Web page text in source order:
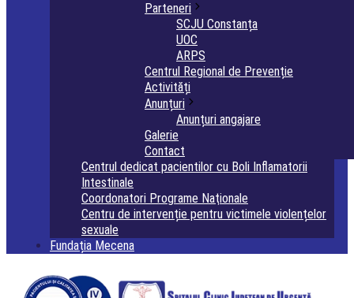
Parteneri
SCJU Constanța
UOC
ARPS
Centrul Regional de Prevenție
Activități
Anunțuri
Anunțuri angajare
Galerie
Contact
Centrul dedicat pacientilor cu Boli Inflamatorii
Intestinale
Coordonatori Programe Naţionale
Centru de intervenție pentru victimele violențelor
sexuale
Fundația Mecena